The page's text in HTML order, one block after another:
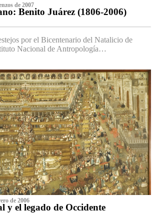
de 2007
Benito Juárez (1806-2006)
por el Bicentenario del Natalicio de
Nacional de Antropología…
de 2006
y el legado de Occidente